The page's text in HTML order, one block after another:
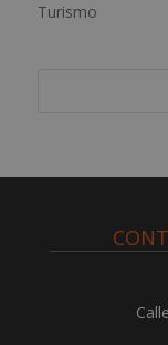
i
Turismo